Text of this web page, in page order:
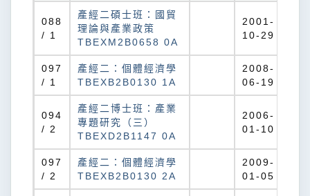
088
/ 1
產經二碩士班：國貿
理論與產業政策
TBEXM2B0658 0A
2001-
10-29
097
/ 1
產經二：個體經濟學
TBEXB2B0130 1A
2008-
06-19
094
/ 2
產經二博士班：產業
專題研究（三）
TBEXD2B1147 0A
2006-
01-10
097
/ 2
產經二：個體經濟學
TBEXB2B0130 2A
2009-
01-05